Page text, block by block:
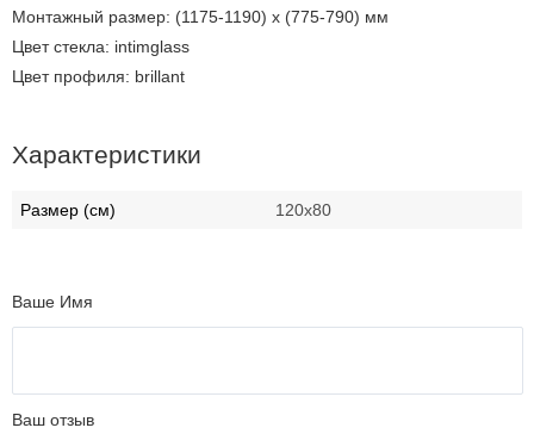
Монтажный размер: (1175-1190) х (775-790) мм
Цвет стекла: intimglass
Цвет профиля: brillant
Характеристики
Размер (см) 120х80
Ваше Имя
Ваш отзыв